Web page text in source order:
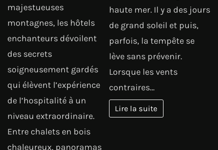
majestueuses
montagnes, les hôtels
enchanteurs dévoilent
des secrets
soigneusement gardés
qui élèvent l’expérience
de l’hospitalité à un
niveau extraordinaire.
Entre chalets en bois
chaleureux, panoramas
haute mer. Il y a des jours
de grand soleil et puis,
parfois, la tempête se
lève sans prévenir.
Lorsque les vents
contraires…
Lire la suite